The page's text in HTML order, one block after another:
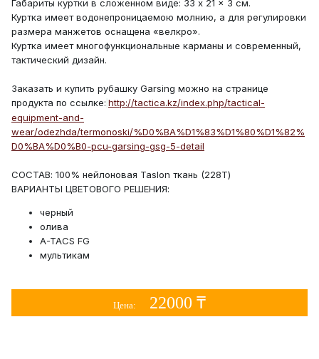
Габариты куртки в сложенном виде: 33 x 21 x 3 см.
Куртка имеет водонепроницаемою молнию, а для регулировки
размера манжетов оснащена «велкро».
Куртка имеет многофункциональные карманы и современный,
тактический дизайн.
Заказать и купить рубашку Garsing можно на странице
продукта по ссылке: http://tactica.kz/index.php/tactical-
equipment-and-
wear/odezhda/termonoski/%D0%BA%D1%83%D1%80%D1%82%
D0%BA%D0%B0-pcu-garsing-gsg-5-detail
СОСТАВ: 100% нейлоновая Taslon ткань (228T)
ВАРИАНТЫ ЦВЕТОВОГО РЕШЕНИЯ:
черный
олива
A-TACS FG
мультикам
Цена: 22000 ₸